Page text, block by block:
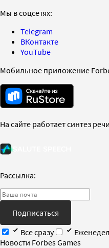
Мы в соцсетях:
Telegram
ВКонтакте
YouTube
Мобильное приложение
На сайте работает синтез речи
Рассылка:
Подписаться
Все сразу
Новости Forbes Games